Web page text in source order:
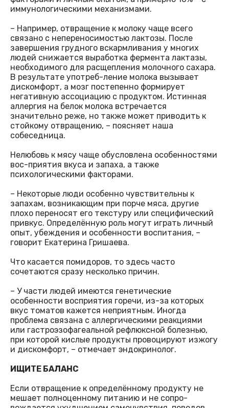
иммунологическими механизмами.
– Например, отвращение к молоку чаще всего
связано с непереносимостью лактозы. После
завершения грудного вскармливания у многих
людей снижается выработка фермента лактазы,
необходимого для расщепления молочного сахара.
В результате употреб-ление молока вызывает
дискомфорт, а мозг постепенно формирует
негативную ассоциацию с продуктом. Истинная
аллергия на белок молока встречается
значительно реже, но также может приводить к
стойкому отвращению, – поясняет наша
собеседница.
Нелюбовь к мясу чаще обусловлена особенностями
вос-приятия вкуса и запаха, а также
психологическими факторами.
– Некоторые люди особенно чувствительны к
запахам, возникающим при порче мяса, другие
плохо переносят его текстуру или специфический
привкус. Определённую роль могут играть личный
опыт, убеждения и особенности воспитания, –
говорит Екатерина Гришаева.
Что касается помидоров, то здесь часто
сочетаются сразу несколько причин.
– У части людей имеются генетические
особенности восприятия горечи, из-за которых
вкус томатов кажется неприятным. Иногда
проблема связана с аллергическими реакциями
или гастроэзофагеальной рефлюксной болезнью,
при которой кислые продукты провоцируют изжогу
и дискомфорт, – отмечает эндокринолог.
ИЩИТЕ БАЛАНС
Если отвращение к определённому продукту не
мешает полноценному питанию и не сопро-